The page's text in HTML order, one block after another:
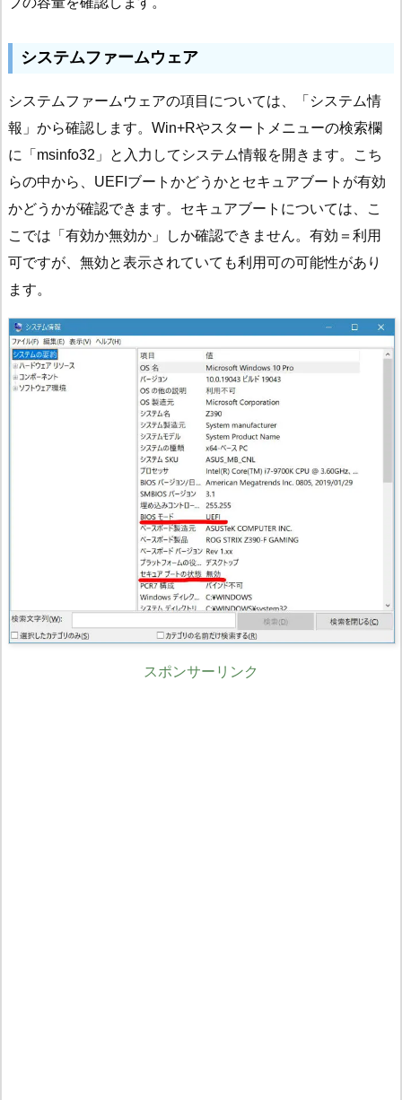
システムファームウェア
システムファームウェアの項目については、「システム情
報」から確認します。Win+Rやスタートメニューの検索欄
に「msinfo32」と入力してシステム情報を開きます。こち
らの中から、UEFIブートかどうかとセキュアブートが有効
かどうかが確認できます。セキュアブートについては、こ
こでは「有効か無効か」しか確認できません。有効＝利用
可ですが、無効と表示されていても利用可の可能性があり
ます。
スポンサーリンク